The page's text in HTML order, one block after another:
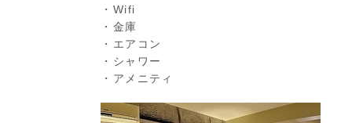
・Wifi
・金庫
・エアコン
・シャワー
・アメニティ